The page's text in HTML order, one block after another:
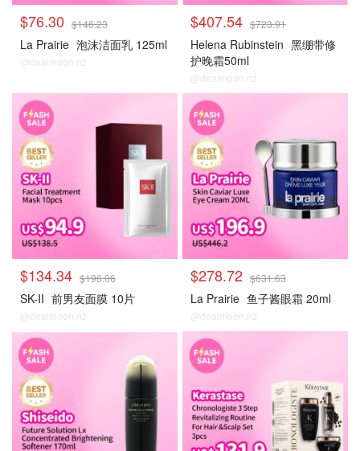
$76.30 $146.23
La Prairie 泡沫洁面乳 125ml
@dealmoon.nz
$407.54 $723.91
Helena Rubinstein 黑绷带修
护晚霜50ml
@dealmoon.nz
大牌秒杀
$134.34 $196.06
SK-II 前男友面膜 10片
@dealmoon.nz
大牌秒杀
$278.72 $631.63
La Prairie 鱼子酱眼霜 20ml
@dealmoon.nz
大牌秒杀 大牌秒杀